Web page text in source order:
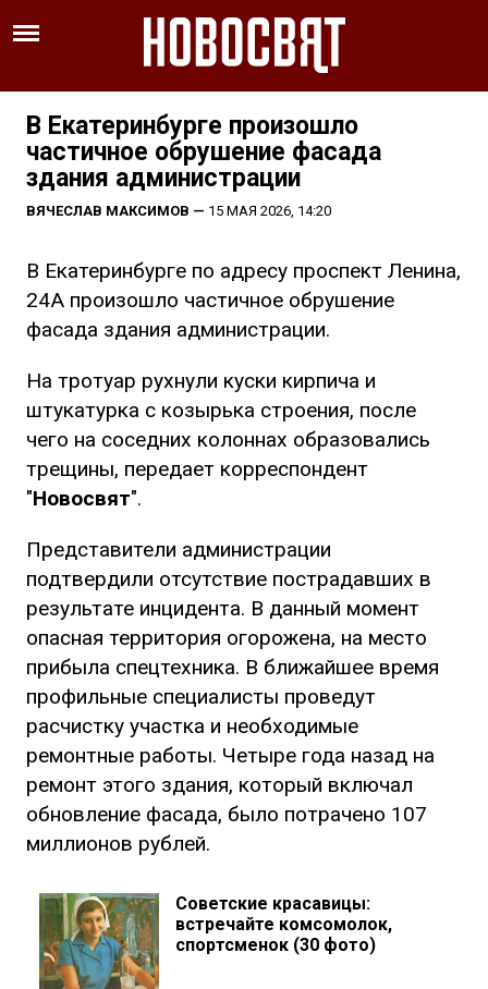
В Екатеринбурге произошло
частичное обрушение фасада
здания администрации
ВЯЧЕСЛАВ МАКСИМОВ — 15 МАЯ 2026, 14:20
В Екатеринбурге по адресу проспект Ленина,
24А произошло частичное обрушение
фасада здания администрации.
На тротуар рухнули куски кирпича и
штукатурка с козырька строения, после
чего на соседних колоннах образовались
трещины, передает корреспондент
"Новосвят".
Представители администрации
подтвердили отсутствие пострадавших в
результате инцидента. В данный момент
опасная территория огорожена, на место
прибыла спецтехника. В ближайшее время
профильные специалисты проведут
расчистку участка и необходимые
ремонтные работы. Четыре года назад на
ремонт этого здания, который включал
обновление фасада, было потрачено 107
миллионов рублей.
Советские красавицы:
встречайте комсомолок,
спортсменок (30 фото)